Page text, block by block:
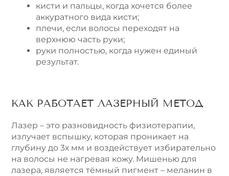
кисти и пальцы, когда хочется более
аккуратного вида кисти;
плечи, если волосы переходят на
верхнюю часть руки;
руки полностью, когда нужен единый
результат.
КАК РАБОТАЕТ ЛАЗЕРНЫЙ МЕТОД
Лазер – это разновидность физиотерапии,
излучает вспышку, которая проникает на
глубину до 3х мм и воздействует избирательно
на волосы не нагревая кожу. Мишенью для
лазера, является тёмный пигмент – меланин в